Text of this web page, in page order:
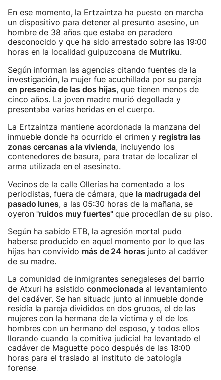
En ese momento, la Ertzaintza ha puesto en marcha
un dispositivo para detener al presunto asesino, un
hombre de 38 años que estaba en paradero
desconocido y que ha sido arrestado sobre las 19:00
horas en la localidad guipuzcoana de Mutriku.
Según informan las agencias citando fuentes de la
investigación, la mujer fue acuchillada por su pareja
en presencia de las dos hijas, que tienen menos de
cinco años. La joven madre murió degollada y
presentaba varias heridas en el cuerpo.
La Ertzaintza mantiene acordonada la manzana del
inmueble donde ha ocurrido el crimen y registra las
zonas cercanas a la vivienda, incluyendo los
contenedores de basura, para tratar de localizar el
arma utilizada en el asesinato.
Vecinos de la calle Ollerías ha comentado a los
periodistas, fuera de cámara, que la madrugada del
pasado lunes, a las 05:30 horas de la mañana, se
oyeron "ruidos muy fuertes" que procedían de su piso.
Según ha sabido ETB, la agresión mortal pudo
haberse producido en aquel momento por lo que las
hijas han convivido más de 24 horas junto al cadáver
de su madre.
La comunidad de inmigrantes senegaleses del barrio
de Atxuri ha asistido conmocionada al levantamiento
del cadáver. Se han situado junto al inmueble donde
residía la pareja divididos en dos grupos, el de las
mujeres con la hermana de la víctima y el de los
hombres con un hermano del esposo, y todos ellos
llorando cuando la comitiva judicial ha levantado el
cadáver de Maguette poco después de las 18:00
horas para el traslado al instituto de patología
forense.